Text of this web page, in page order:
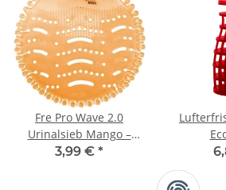
Fre Pro Wave 2.0
Urinalsieb Mango –
Tropischer Duft &
3,99 € *